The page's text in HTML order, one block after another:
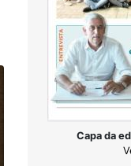
Capa da